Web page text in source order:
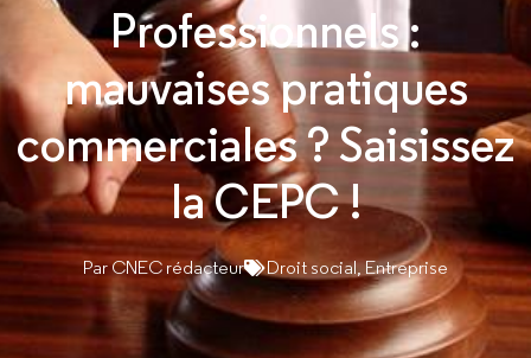
Professionnels :
mauvaises pratiques
commerciales ? Saisissez
la CEPC !
ParCNEC rédacteur Droit social,Entreprise